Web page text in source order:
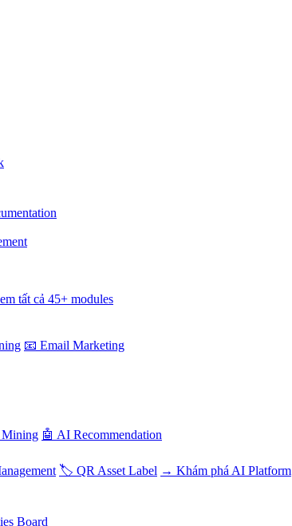
tất cả 45+ modules
📧 Email Marketing
Mining 🤖 AI Recommendation
🏷️ QR Asset Label → Khám phá AI Platform
Board